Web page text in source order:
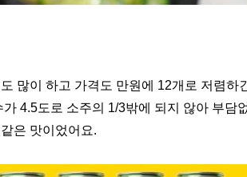
많이 하고 가격도 만원에 12개로 저렴하
4.5도로 소주의 1/3밖에 되지 않아 부담
은 맛이었어요.